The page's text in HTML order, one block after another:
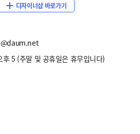
디자이너샵 바로가기
후 5 (주말 및 공휴일은 휴무입니다)